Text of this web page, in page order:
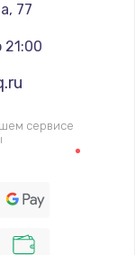
77
сервисе